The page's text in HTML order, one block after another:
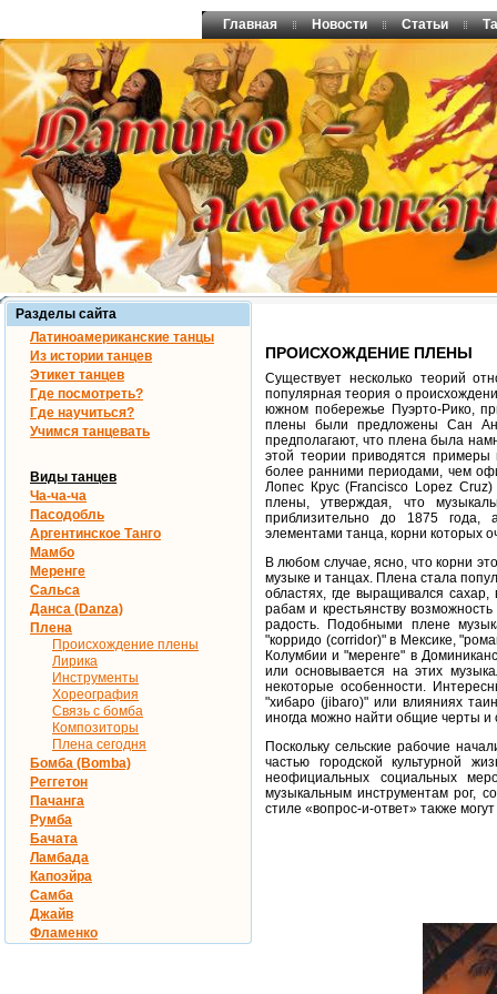
Главная Новости Статьи
Разделы сайта
Латиноамериканские танцы
Из истории танцев
Этикет танцев
Где посмотреть?
Где научиться?
Учимся танцевать
Виды танцев
Ча-ча-ча
Пасодобль
Аргентинское Танго
Мамбо
Меренге
Сальса
Данса (Danza)
Плена
Происхождение плены
Лирика
Инструменты
Хореография
Связь с бомба
Композиторы
Плена сегодня
Бомба (Bomba)
Реггетон
Пачанга
Румба
Бачата
Ламбада
Капоэйра
Самба
Джайв
Фламенко
ПРОИСХОЖДЕНИЕ ПЛЕНЫ
Существует несколько теорий
популярная теория о
южном побережье Пуэрто-Рико,
плены были предложены Сан
предполагают, что плена была
этой теории приводятся
более ранними периодами, чем
Лопес Крус (Francisco Lopez
плены, утверждая, что
приблизительно до 1875 года,
элементами танца, корни которых
В любом случае, ясно, что корни
музыке и танцах. Плена стала
областях, где выращивался
рабам и крестьянству
радость. Подобными плене
"корридо (corridor)" в Мексике,
Колумбии и "меренге" в
или основывается на этих
некоторые особенности.
"хибаро (jibaro)" или влияниях
иногда можно найти общие черты и
Поскольку сельские рабочие
частью городской культурной
неофициальных социальных
музыкальным инструментам рог,
стиле «вопрос-и-ответ» также